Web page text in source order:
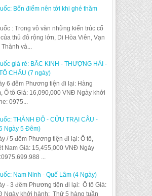
Bốn điểm nên tới khi ghé thăm
: Trong vô vàn những kiến trúc cổ
thủ đô rộng lớn, Di Hòa Viên, Vạn
và...
giá rẻ: BẮC KINH - THƯỢNG HẢI -
CHÂU (7 ngày)
6 đêm Phương tiện đi lại: Hàng
Ô tô Giá: 16,090,000 VNĐ Ngày khởi
0975...
THÀNH ĐÔ - CỬU TRẠI CÂU -
Ngày 5 Đêm)
/ 5 đêm Phương tiện đi lại: Ô tô,
Nam Giá: 15,455,000 VNĐ Ngày
...
Nam Ninh - Quế Lâm (4 Ngày)
- 3 đêm Phương tiện đi lại: Ô tô Giá:
Ngày khởi hành: Thứ 5 hàng tuần